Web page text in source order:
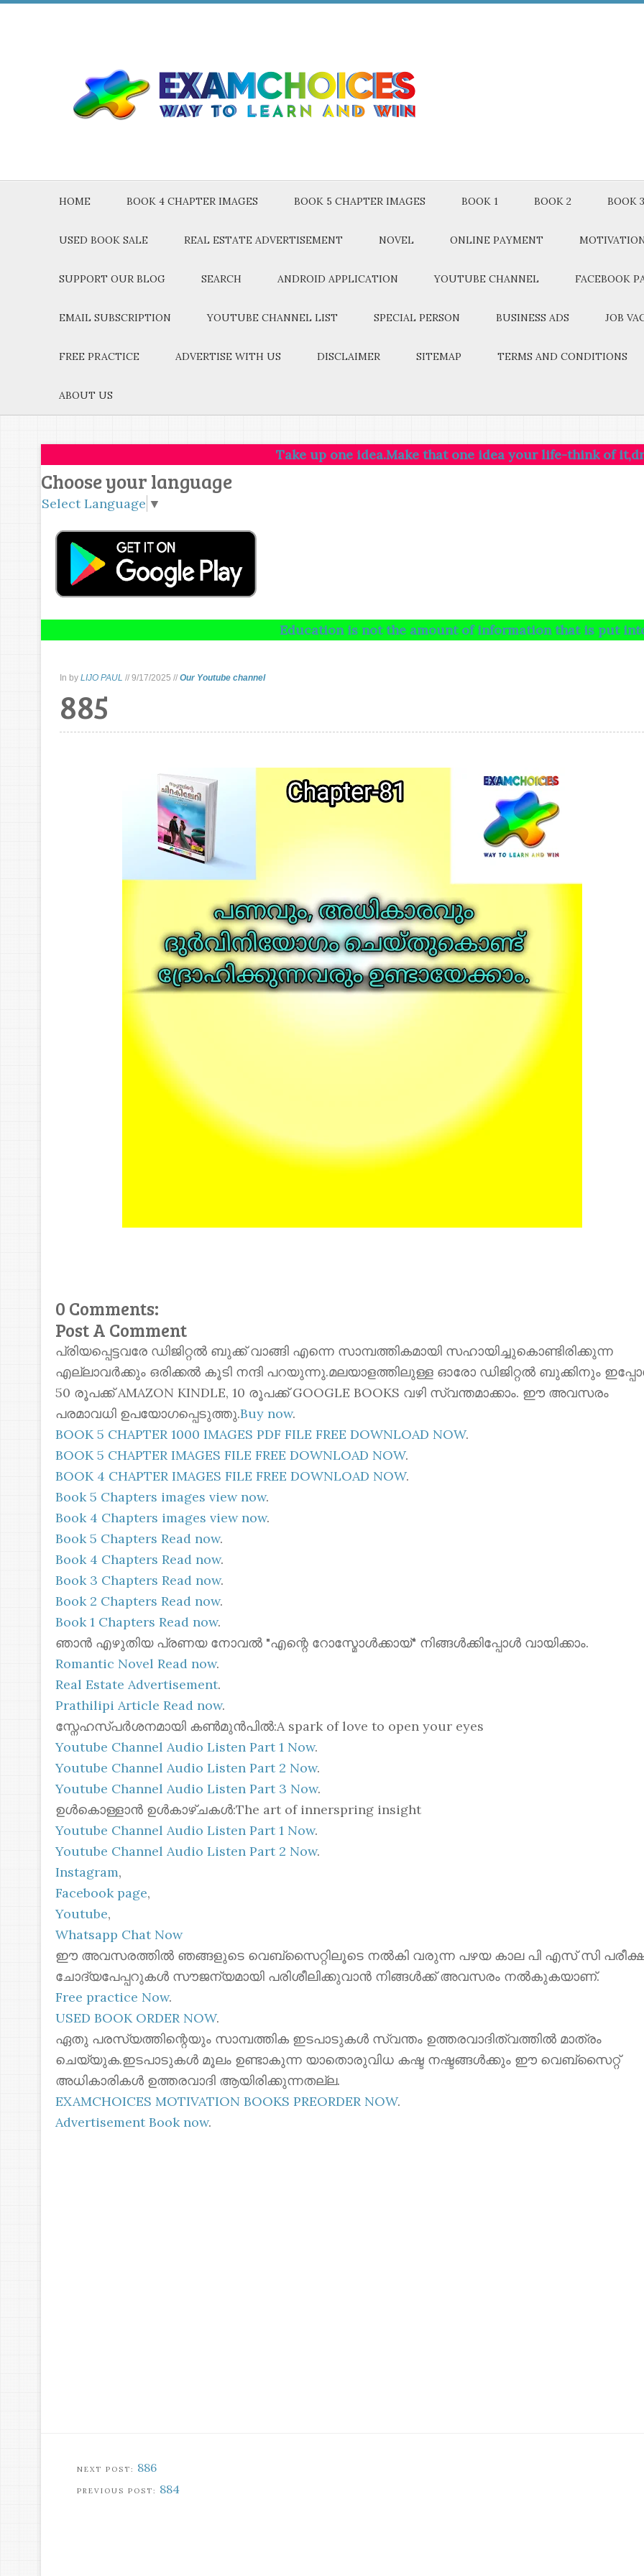
HOME BOOK 4 CHAPTER IMAGES BOOK 5 CHAPTER IMAGES BOOK 1 BOOK 2 BOOK 3
USED BOOK SALE REAL ESTATE ADVERTISEMENT NOVEL ONLINE PAYMENT
SUPPORT OUR BLOG SEARCH ANDROID APPLICATION YOUTUBE CHANNEL FACEBOOK
EMAIL SUBSCRIPTION YOUTUBE CHANNEL LIST SPECIAL PERSON BUSINESS ADS JOB
FREE PRACTICE ADVERTISE WITH US DISCLAIMER SITEMAP TERMS AND CONDITIONS
ABOUT US
Take up one idea.Make that one idea your life-think of it,dream of
Choose your language
Select Language ▼
Education is not the amount of information that is put into your
In by LIJO PAUL // 9/17/2025 // Our Youtube channel
885
0 Comments:
Post A Comment
പ്രിയപ്പെട്ടവരേ ഡിജിറ്റൽ ബുക്ക് വാങ്ങി എന്നെ സാമ്പത്തികമായി സഹായിച്ചുകൊണ്ടിരിക്കുന്ന
എല്ലാവർക്കും ഒരിക്കൽ കൂടി നന്ദി പറയുന്നു.മലയാളത്തിലുള്ള ഓരോ ഡിജിറ്റൽ ബുക്കിനും
50 രൂപക്ക് AMAZON KINDLE, 10 രൂപക്ക് GOOGLE BOOKS വഴി സ്വന്തമാക്കാം. ഈ അവസരം
പരമാവധി ഉപയോഗപ്പെടുത്തു.Buy now.
BOOK 5 CHAPTER 1000 IMAGES PDF FILE FREE DOWNLOAD NOW.
BOOK 5 CHAPTER IMAGES FILE FREE DOWNLOAD NOW.
BOOK 4 CHAPTER IMAGES FILE FREE DOWNLOAD NOW.
Book 5 Chapters images view now.
Book 4 Chapters images view now.
Book 5 Chapters Read now.
Book 4 Chapters Read now.
Book 3 Chapters Read now.
Book 2 Chapters Read now.
Book 1 Chapters Read now.
ഞാൻ എഴുതിയ പ്രണയ നോവൽ "എന്റെ റോസ്മോൾക്കായ്" നിങ്ങൾക്കിപ്പോൾ വായിക്കാം.
Romantic Novel Read now.
Real Estate Advertisement.
Prathilipi Article Read now.
സ്നേഹസ്പർശനമായി കൺമുൻപിൽ:A spark of love to open your eyes
Youtube Channel Audio Listen Part 1 Now.
Youtube Channel Audio Listen Part 2 Now.
Youtube Channel Audio Listen Part 3 Now.
ഉൾകൊള്ളാൻ ഉൾകാഴ്ചകൾ:The art of innerspring insight
Youtube Channel Audio Listen Part 1 Now.
Youtube Channel Audio Listen Part 2 Now.
Instagram,
Facebook page,
Youtube,
Whatsapp Chat Now
ഈ അവസരത്തിൽ ഞങ്ങളുടെ വെബ്സൈറ്റിലൂടെ നൽകി വരുന്ന പഴയ കാല പി എസ് സി
ചോദ്യപേപ്പറുകൾ സൗജന്യമായി പരിശീലിക്കുവാൻ നിങ്ങൾക്ക് അവസരം നൽകുകയാണ്.
Free practice Now.
USED BOOK ORDER NOW.
ഏതു പരസ്യത്തിന്റെയും സാമ്പത്തിക ഇടപാടുകൾ സ്വന്തം ഉത്തരവാദിത്വത്തിൽ മാത്രം
ചെയ്യുക.ഇടപാടുകൾ മൂലം ഉണ്ടാകുന്ന യാതൊരുവിധ കഷ്ട നഷ്ടങ്ങൾക്കും ഈ വെബ്സൈറ്റ്
അധികാരികൾ ഉത്തരവാദി ആയിരിക്കുന്നതല്ല.
EXAMCHOICES MOTIVATION BOOKS PREORDER NOW.
Advertisement Book now.
886
884